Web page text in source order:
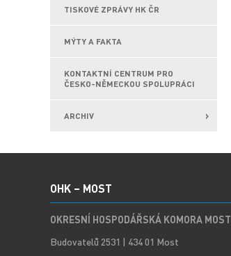
TISKOVÉ ZPRÁVY HK ČR
MÝTY A FAKTA
KONTAKTNÍ CENTRUM PRO
ČESKO-NĚMECKOU SPOLUPRÁCI
ARCHIV
OHK – MOST
OKRESNÍ HOSPODÁŘSKÁ KOMORA MOST
Budovatelů 2531 | 434 01 Most